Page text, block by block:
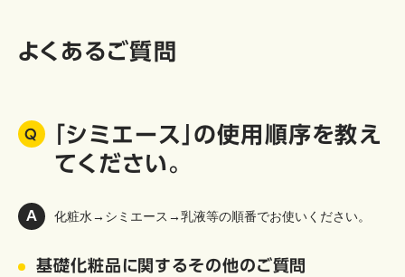
よくあるご質問
「シミエース」の使用順序を教え
てください。
化粧水→シミエース→乳液等の順番でお使いください。
基礎化粧品に関するその他のご質問